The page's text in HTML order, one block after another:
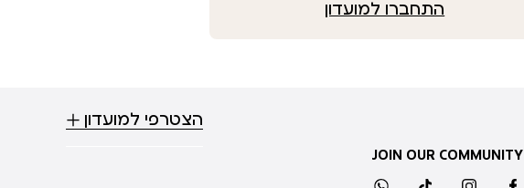
התחברו למועדון
JOIN OUR COMMUNITY
הצטרפי למועדון